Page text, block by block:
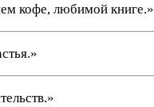
кофе, любимой книге.»